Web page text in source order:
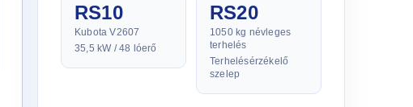
RS10
Kubota V2607
35,5 kW / 48 lóerő
RS20
1050 kg névleges
terhelés
Terhelésérzékelő
szelep